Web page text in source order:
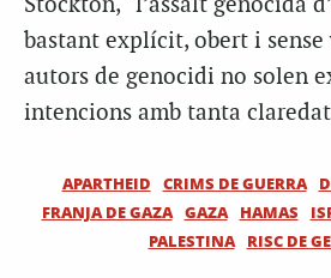
Stockton, “l’assalt genocida
bastant explícit, obert i sense
autors de genocidi no solen
intencions amb tanta
APARTHEID CRIMS DE GUERRA
FRANJA DE GAZA GAZA HAMAS
PALESTINA
RISC DE